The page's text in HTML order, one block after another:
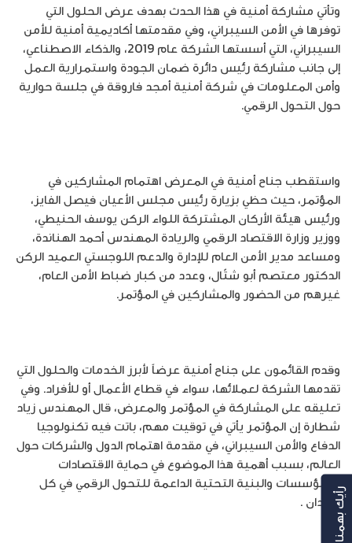
وتأتي مشاركة أمنية في هذا الحدث بهدف عرض الحلول التي
توفرها في الأمن السيبراني، وفي مقدمتها أكاديمية أمنية للأمن
السيبراني، التي أسستها الشركة عام 2019، والذكاء الاصطناعي،
إلى جانب مشاركة رئيس دائرة ضمان الجودة واستمرارية العمل
وأمن المعلومات في شركة أمنية أمجد فاروقة في جلسة حوارية
حول التحول الرقمي.
واستقطب جناح أمنية في المعرض اهتمام المشاركين في
المؤتمر، حيث حظي بزيارة رئيس مجلس الأعيان فيصل الفايز،
ورئيس هيئة الأركان المشتركة اللواء الركن يوسف الحنيطي،
ووزير وزارة الاقتصاد الرقمي والريادة المهندس أحمد الهناندة،
ومساعد مدير الأمن العام للإدارة والدعم اللوجستي العميد الركن
الدكتور معتصم أبو شتّال، وعدد من كبار ضباط الأمن العام،
غيرهم من الحضور والمشاركين في المؤتمر.
وقدم القائمون على جناح أمنية عرضاً لأبرز الخدمات والحلول التي
تقدمها الشركة لعملائها، سواء في قطاع الأعمال أو للأفراد. وفي
تعليقه على المشاركة في المؤتمر والمعرض، قال المهندس زياد
شطارة إن المؤتمر يأتي في توقيت مهم، باتت فيه تكنولوجيا
الدفاع والأمن السيبراني، في مقدمة اهتمام الدول والشركات حول
العالم، بسبب أهمية هذا الموضوع في حماية الاقتصادات
والمؤسسات والبنية التحتية الداعمة للتحول الرقمي في كل
البلدان .رأيك بهمنا